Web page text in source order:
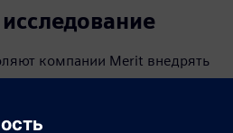
компании Merit внедрять
замкнутого цикла и